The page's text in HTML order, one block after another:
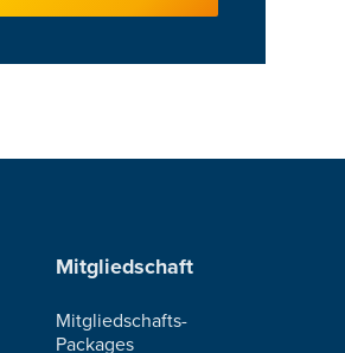
Mitgliedschaft
Mitgliedschafts-
Packages